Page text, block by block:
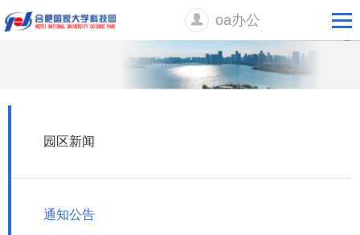
oa办公
园区新闻
通知公告